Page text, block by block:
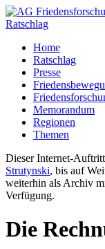
Home
Ratschlag
Presse
Memorandum
Regionen
Themen
Dieser Internet-
Strutynski, bis auf
weiterhin als Archiv
Verfügung.
Die